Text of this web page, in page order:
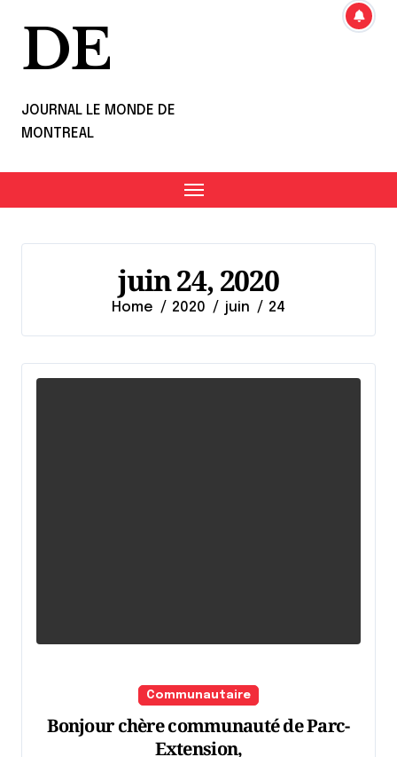
DE
JOURNAL LE MONDE DE
MONTREAL
juin 24, 2020
Home 2020 juin 24
Communautaire
Bonjour chère communauté de Parc-
Extension,